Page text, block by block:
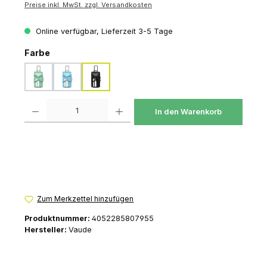
Preise inkl. MwSt. zzgl. Versandkosten
Online verfügbar, Lieferzeit 3-5 Tage
Farbeauswählen
apple green
(Diese Option ist zurzeit nicht verfügbar.)
azure
(Diese Option ist zurzeit nicht verfügbar.)
black
In den Warenkorb
Zum Merkzettel hinzufügen
Produktnummer: 4052285807955
Hersteller: Vaude